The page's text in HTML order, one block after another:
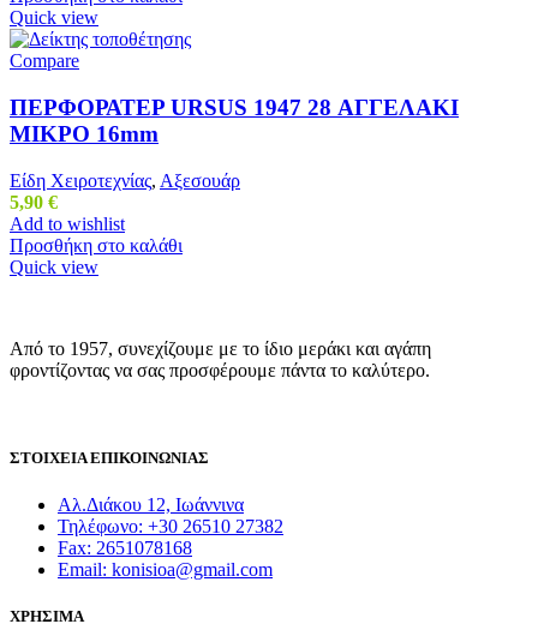
Quick view
Compare
ΠΕΡΦΟΡΑΤΕΡ URSUS 1947 28 ΑΓΓΕΛΑΚΙ
ΜΙΚΡΟ 16mm
Είδη Χειροτεχνίας, Αξεσουάρ
5,90 €
Add to wishlist
Προσθήκη στο καλάθι
Quick view
Από το 1957, συνεχίζουμε με το ίδιο μεράκι και αγάπη
φροντίζοντας να σας προσφέρουμε πάντα το καλύτερο.
ΣΤΟΙΧΕΙΑ ΕΠΙΚΟΙΝΩΝΙΑΣ
Αλ.Διάκου 12, Ιωάννινα
Τηλέφωνο: +30 26510 27382
Fax: 2651078168
Email: konisioa@gmail.com
ΧΡΗΣΙΜΑ